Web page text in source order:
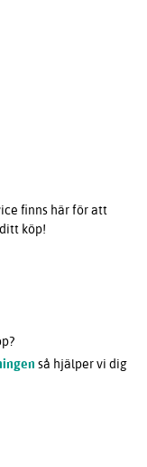
finns här för att
köp!
så hjälper vi dig